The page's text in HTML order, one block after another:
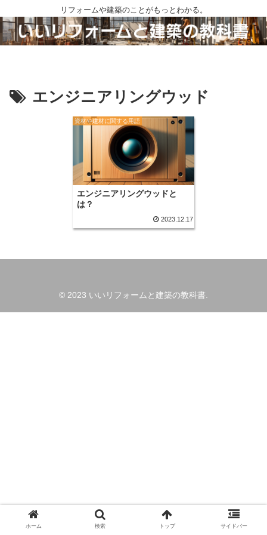
リフォームや建築のことがもっとわかる。
エンジニアリングウッド
資材や建材に関する用語
エンジニアリングウッドと
は？
2023.12.17
© 2023 いいリフォームと建築の教科書.
ホーム 検索 トップ サイドバー